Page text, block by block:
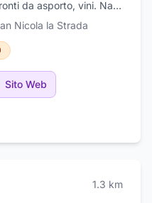
da asporto, vini. Nata
minimo dettaglio
è figlio d'arte, cresciuto
del padre dove ha
e le migliori tecniche
e un servizio
i punti di vista.
Nicola la Strada
Sito Web
1.3 km